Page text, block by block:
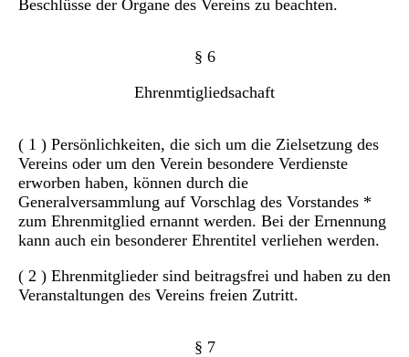
Beschlüsse der Organe des Vereins zu beachten.
§ 6
Ehrenmtigliedsachaft
( 1 ) Persönlichkeiten, die sich um die Zielsetzung des
Vereins oder um den Verein besondere Verdienste
erworben haben, können durch die
Generalversammlung auf Vorschlag des Vorstandes *
zum Ehrenmitglied ernannt werden. Bei der Ernennung
kann auch ein besonderer Ehrentitel verliehen werden.
( 2 ) Ehrenmitglieder sind beitragsfrei und haben zu den
Veranstaltungen des Vereins freien Zutritt.
§ 7